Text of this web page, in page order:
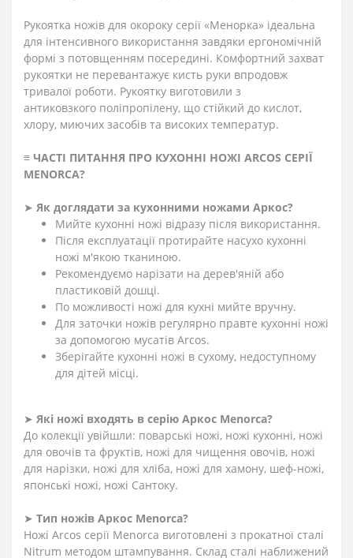
Рукоятка ножів для окороку серії «Менорка» ідеальна
для інтенсивного використання завдяки ергономічній
формі з потовщенням посередині. Комфортний захват
рукоятки не перевантажує кисть руки впродовж
тривалої роботи. Рукоятку виготовили з
антиковзкого поліпропілену, що стійкий до кислот,
хлору, миючих засобів та високих температур.
≡ ЧАСТІ ПИТАННЯ ПРО КУХОННІ НОЖІ ARCOS СЕРІЇ
MENORCA?
➤ Як доглядати за кухонними ножами Аркос?
Мийте кухонні ножі відразу після використання.
Після експлуатації протирайте насухо кухонні
ножі м'якою тканиною.
Рекомендуємо нарізати на дерев'яній або
пластиковій дошці.
По можливості ножі для кухні мийте вручну.
Для заточки ножів регулярно правте кухонні ножі
за допомогою мусатів Arcos.
Зберігайте кухонні ножі в сухому, недоступному
для дітей місці.
➤ Які ножі входять в серію Аркос Menorca?
До колекції увійшли: поварські ножі, ножі кухонні, ножі
для овочів та фруктів, ножі для чищення овочів, ножі
для нарізки, ножі для хліба, ножі для хамону, шеф-ножі,
японські ножі, ножі Сантоку.
➤ Тип ножів Аркос Menorca?
Ножі Arcos серії Menorca виготовлені з прокатної сталі
Nitrum методом штампування. Склад сталі наближений